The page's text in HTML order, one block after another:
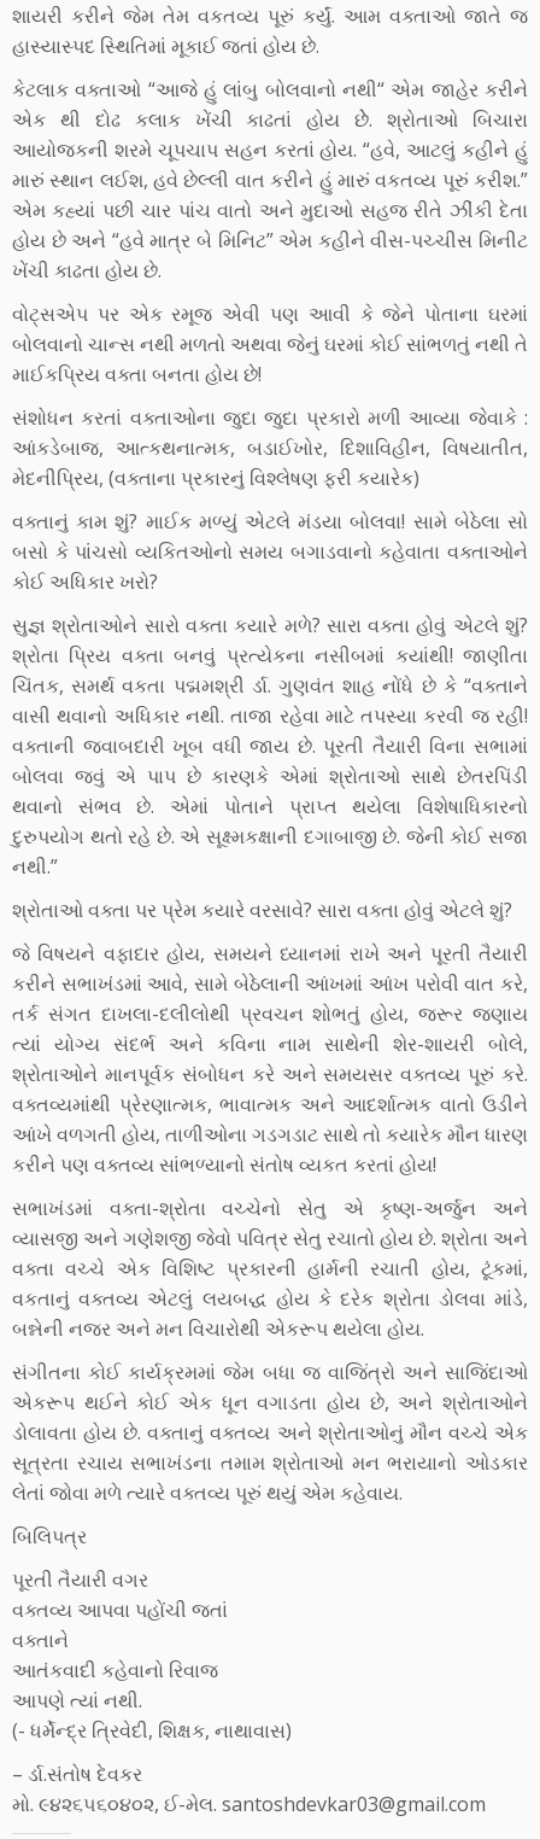
શાયરી કરીને જેમ તેમ વકતવ્ય પૂરું કર્યું. આમ વક્તાઓ જાતે જ
હાસ્યાસ્પદ સ્થિતિમાં મૂકાઈ જતાં હોય છે.
કેટલાક વક્તાઓ “આજે હું લાંબુ બોલવાનો નથી“ એમ જાહેર કરીને
એક થી દોઢ કલાક ખેંચી કાઢતાં હોય છેે. શ્રોતાઓ બિચારા
આયોજકની શરમે ચૂપચાપ સહન કરતાં હોય. “હવે, આટલું કહીને હું
મારું સ્થાન લઈશ, હવે છેલ્લી વાત કરીને હું મારું વકતવ્ય પૂરું કરીશ.”
એમ કહ્યાં પછી ચાર પાંચ વાતો અને મુદાઓ સહજ રીતે ઝીંકી દેતા
હોય છે અને “હવે માત્ર બે મિનિટ” એમ કહીને વીસ-પચ્ચીસ મિનીટ
ખેંચી કાઢતા હોય છે.
વોટ્‌સએપ પર એક રમૂજ એવી પણ આવી કે જેને પોતાના ઘરમાં
બોલવાનો ચાન્સ નથી મળતો અથવા જેનું ઘરમાં કોઈ સાંભળતું નથી તે
માઈકપ્રિય વક્તા બનતા હોય છે!
સંશોધન કરતાં વક્તાઓના જુદા જુદા પ્રકારો મળી આવ્યા જેવાકે :
આંકડેબાજ, આત્કથનાત્મક, બડાઈખોર, દિશાવિહીન, વિષયાતીત,
મેદનીપ્રિય, (વક્તાના પ્રકારનું વિશ્લેષણ ફરી કયારેક)
વક્તાનું કામ શું? માઈક મળ્યું એટલે મંડયા બોલવા! સામે બેઠેલા સો
બસો કે પાંચસો વ્યકિતઓનો સમય બગાડવાનો કહેવાતા વક્તાઓને
કોઈ અધિકાર ખરો?
સુજ્ઞ શ્રોતાઓને સારો વક્તા કયારે મળે? સારા વક્તા હોવું એટલે શું?
શ્રોતા પ્રિય વક્તા બનવું પ્રત્યેકના નસીબમાં કયાંથી! જાણીતા
ચિંતક, સમર્થ વકતા પદ્મમશ્રી ર્ડા. ગુણવંત શાહ નોંધે છે કે “વક્તાને
વાસી થવાનો અધિકાર નથી. તાજા રહેવા માટે તપસ્યા કરવી જ રહી!
વક્તાની જવાબદારી ખૂબ વધી જાય છે. પૂરતી તૈયારી વિના સભામાં
બોલવા જવું એ પાપ છે કારણકે એમાં શ્રોતાઓ સાથે છેતરપિંડી
થવાનો સંભવ છે. એમાં પોતાને પ્રાપ્ત થયેલા વિશેષાધિકારનો
દુરુપયોગ થતો રહે છે. એ સૂક્ષ્મકક્ષાની દગાબાજી છે. જેની કોઈ સજા
નથી.”
શ્રોતાઓ વક્તા પર પ્રેમ કયારે વરસાવે? સારા વક્તા હોવું એટલે શું?
જે વિષયને વફાદાર હોય, સમયને ધ્યાનમાં રાખે અને પૂરતી તૈયારી
કરીને સભાખંડમાં આવે, સામે બેઠેલાની આંખમાં આંખ પરોવી વાત કરે,
તર્ક સંગત દાખલા-દલીલોથી પ્રવચન શોભતું હોય, જરૂર જણાય
ત્યાં યોગ્ય સંદર્ભ અને કવિના નામ સાથેની શેર-શાયરી બોલે,
શ્રોતાઓને માનપૂર્વક સંબોધન કરે અને સમયસર વક્તવ્ય પૂરું કરે.
વક્તવ્યમાંથી પ્રેરણાત્મક, ભાવાત્મક અને આદર્શાત્મક વાતો ઉડીને
આંખે વળગતી હોય, તાળીઓના ગડગડાટ સાથે તો કયારેક મૌન ધારણ
કરીને પણ વક્તવ્ય સાંભળ્યાનો સંતોષ વ્યકત કરતાં હોય!
સભાખંડમાં વક્તા-શ્રોતા વચ્ચેનો સેતુ એ કૃષ્ણ-અર્જુન અને
વ્યાસજી અને ગણેશજી જેવો પવિત્ર સેતુ રચાતો હોય છે. શ્રોતા અને
વક્તા વચ્ચે એક વિશિષ્ટ પ્રકારની હાર્મની રચાતી હોય, ટૂંકમાં,
વકતાનું વક્તવ્ય એટલું લયબદ્ધ હોય કે દરેક શ્રોતા ડોલવા માંડે,
બન્નેની નજર અને મન વિચારોથી એકરૂપ થયેલા હોય.
સંગીતના કોઈ કાર્યક્રમમાં જેમ બધા જ વાજિંત્રો અને સાજિંદાઓ
એકરૂપ થઈને કોઈ એક ધૂન વગાડતા હોય છે, અને શ્રોતાઓને
ડોલાવતા હોય છે. વક્તાનું વક્તવ્ય અને શ્રોતાઓનું મૌન વચ્ચે એક
સૂત્રતા રચાય સભાખંડના તમામ શ્રોતાઓ મન ભરાયાનો ઓડકાર
લેતાં જોવા મળે ત્યારે વક્તવ્ય પૂરું થયું એમ કહેવાય.
બિલિપત્ર
પૂરતી તૈયારી વગર
વક્તવ્ય આપવા પહોંચી જતાં
વક્તાને
આતંકવાદી કહેવાનો રિવાજ
આપણે ત્યાં નથી.
(- ધર્મેન્દ્ર ત્રિવેદી, શિક્ષક, નાથાવાસ)
– ર્ડા.સંતોષ દેવકર
મો. ૯૪૨૬૫૬૦૪૦૨, ઈ-મેલ. santoshdevkar03@gmail.com